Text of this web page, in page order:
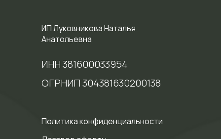
ИП Луковникова Наталья
Анатольевна
Политика конфиденциальности
ИНН 381600033954
ОГРНИП 304381630200138